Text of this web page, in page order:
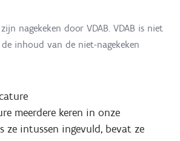
nagekeken door VDAB. VDAB is niet
inhoud van de niet-nagekeken
meerdere keren in onze
ze intussen ingevuld, bevat ze